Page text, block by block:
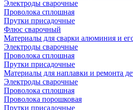
Электроды сварочные
Проволока сплошная
Прутки присадочные
Флюс сварочный
Материалы для сварки алюминия и
Электроды сварочные
Проволока сплошная
Прутки присадочные
Материалы для наплавки и ремонта
Электроды сварочные
Проволока сплошная
Проволока порошковая
Прутки присадочные